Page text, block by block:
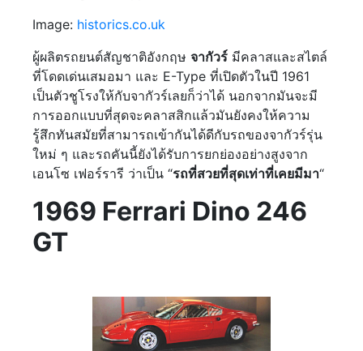
Image: historics.co.uk
ผู้ผลิตรถยนต์สัญชาติอังกฤษ จากัวร์ มีคลาสและสไตล์
ที่โดดเด่นเสมอมา และ E-Type ที่เปิดตัวในปี 1961
เป็นตัวชูโรงให้กับจากัวร์เลยก็ว่าได้ นอกจากมันจะมี
การออกแบบที่สุดจะคลาสสิกแล้วมันยังคงให้ความ
รู้สึกทันสมัยที่สามารถเข้ากันได้ดีกับรถของจากัวร์รุ่น
ใหม่ ๆ และรถคันนี้ยังได้รับการยกย่องอย่างสูงจาก
เอนโซ เฟอร์รารี ว่าเป็น “รถที่สวยที่สุดเท่าที่เคยมีมา“
1969 Ferrari Dino 246
GT